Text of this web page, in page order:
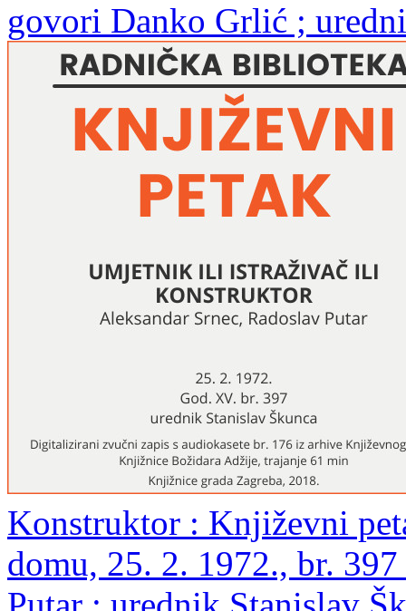
govori Danko Grlić ;
Konstruktor : Književni
domu, 25. 2. 1972., br.